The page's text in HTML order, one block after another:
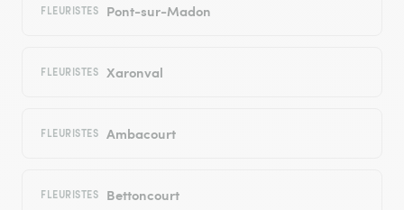
FLEURISTES Pont-sur-Madon
FLEURISTES Xaronval
FLEURISTES Ambacourt
FLEURISTES Bettoncourt